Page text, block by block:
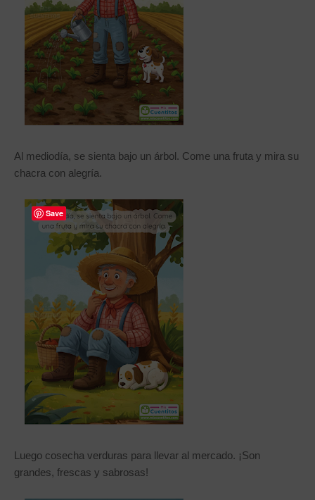
Al mediodía, se sienta bajo un árbol. Come una fruta y mira su
chacra con alegría.
Luego cosecha verduras para llevar al mercado. ¡Son
grandes, frescas y sabrosas!
Save